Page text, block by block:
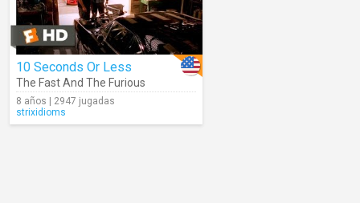
10 Seconds Or Less
The Fast And The Furious
8 años | 2947 jugadas
strixidioms